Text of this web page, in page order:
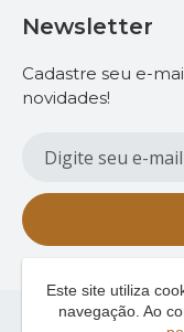
Newsletter
Cadastre seu e-
novidades!
Este site utiliza
navegação. Ao